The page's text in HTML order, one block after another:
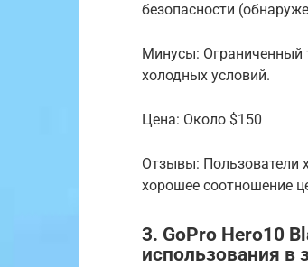
безопасности
Минусы: Ограниченный
холодных условий.
Цена: Около $150
Отзывы: Пользователи
хорошее соотношение
3. GoPro Hero10
использования в